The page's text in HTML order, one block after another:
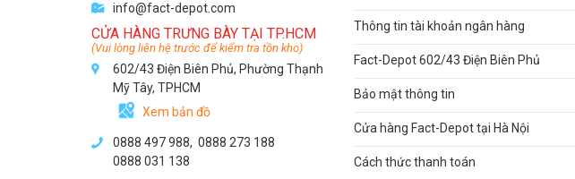
info@fact-depot.com
CỬA HÀNG TRƯNG BÀY TẠI TP.HCM
(Vui lòng liên hệ trước để kiểm tra tồn kho)
602/43 Điện Biên Phủ, Phường Thạnh
Mỹ Tây, TPHCM
Xem bản đồ
0888 497 988, 0888 273 188
0888 031 138
Thông tin tài khoản ngân hàng
Fact-Depot 602/43 Điện Biên Phủ
Bảo mật thông tin
Cửa hàng Fact-Depot tại Hà Nội
Cách thức thanh toán